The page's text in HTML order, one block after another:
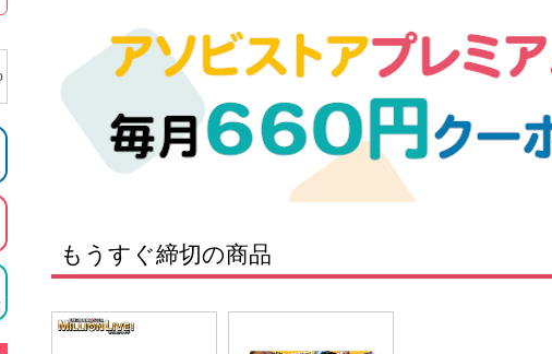
ドラゴンボール
もうすぐ締切の商品